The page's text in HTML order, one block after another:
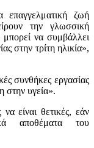
ζωή
την γλωσσική
μπορεί να συμβάλλει
στην τρίτη ηλικία»,
συνθήκες εργασίας
στην υγεία».
είναι θετικές, εάν
αποθέματα του